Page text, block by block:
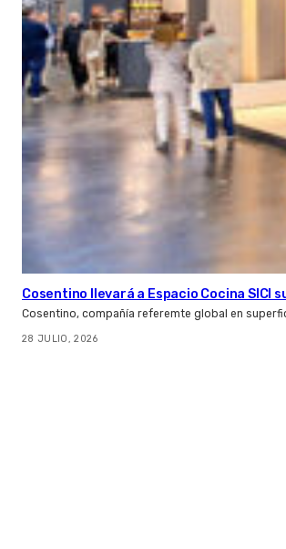
Cosentino llevará a Espacio Cocina
Cosentino, compañía referemte global en
28 JULIO, 2026